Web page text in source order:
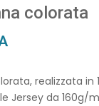
colorata
realizzata in
Jersey da 160g/